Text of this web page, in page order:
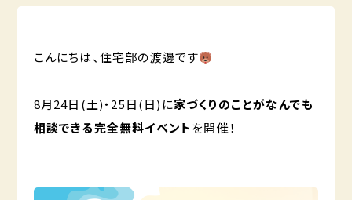
こんにちは、住宅部の渡邊です
8月24日(土)・25日(日)に家づくりのことがなんでも
相談できる完全無料イベントを開催！